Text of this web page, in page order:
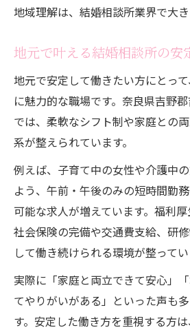
地域理解は、結婚相談所業界で大き
地元で叶える結婚相談所の安
地元で安定して働きたい方にとっ
に魅力的な職場です。奈良県吉野
では、柔軟なシフト制や家庭との
系が整えられています。
例えば、子育て中の女性や介護中
よう、午前・午後のみの短時間勤
可能な求人が増えています。福利厚
社会保険の完備や交通費支給、研
して働き続けられる環境が整ってい
実際に「家庭と両立できて安心」
てやりがいがある」といった声も
す。安定した働き方を重視する方